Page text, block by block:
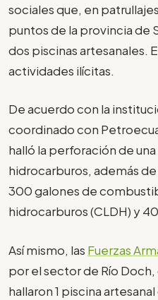
sociales que, en
puntos de la provincia de
dos piscinas artesanales.
actividades ilícitas.
De acuerdo con la
coordinado con
halló la perforación de
hidrocarburos, además
300 galones de
hidrocarburos (CLDH) y
Así mismo, las Fuerzas
por el sector de Río
hallaron 1 piscina